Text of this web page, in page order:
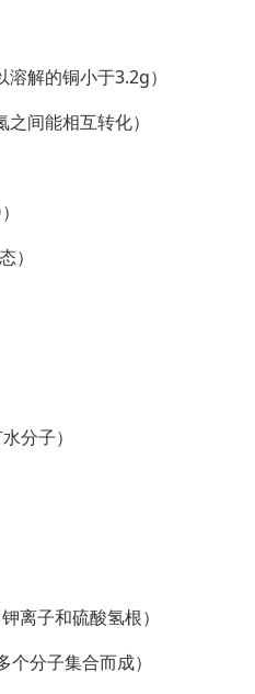
解的铜小于3.2g）
间能相互转化）
）
分子）
离子和硫酸氢根）
分子集合而成）